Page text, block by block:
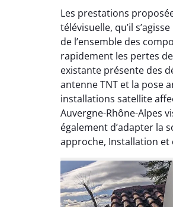
Les prestations
télévisuelle, qu’il
de l’ensemble des
rapidement les pertes
existante présente des
antenne TNT et la pose
installations satellite
Auvergne-Rhône-Alpes
également d’adapter la
approche, Installation et